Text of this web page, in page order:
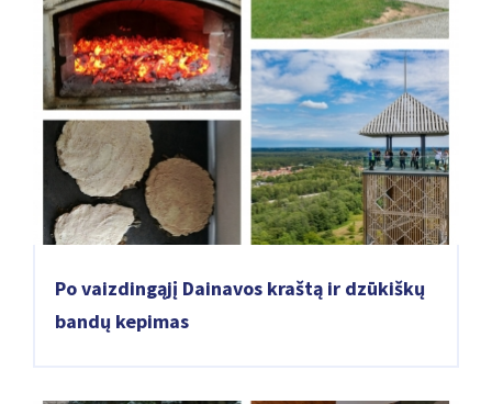
Po vaizdingąjį Dainavos kraštą ir dzūkiškų
bandų kepimas